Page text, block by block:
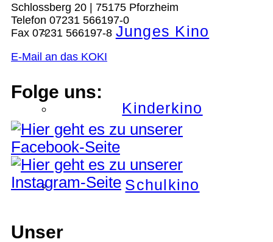
Junges Kino
Kinderkino
Schulkino
Schlossberg 20 | 75175 Pforzheim
Telefon 07231 566197-0
Fax 07231 566197-8
E-Mail an das KOKI
Folge uns:
Unser